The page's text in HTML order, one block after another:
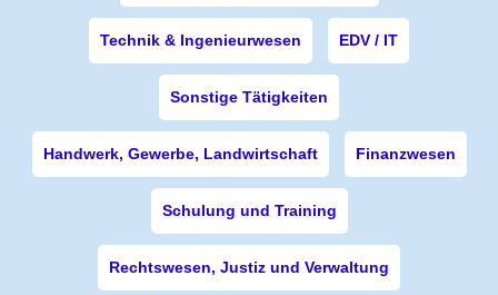
Technik & Ingenieurwesen EDV / IT
Sonstige Tätigkeiten
Handwerk, Gewerbe, Landwirtschaft Finanzwesen
Schulung und Training
Rechtswesen, Justiz und Verwaltung